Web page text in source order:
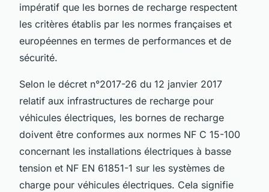
impératif que les bornes de recharge respectent
les critères établis par les normes françaises et
européennes en termes de performances et de
sécurité.
Selon le décret n°2017-26 du 12 janvier 2017
relatif aux infrastructures de recharge pour
véhicules électriques, les bornes de recharge
doivent être conformes aux normes NF C 15-100
concernant les installations électriques à basse
tension et NF EN 61851-1 sur les systèmes de
charge pour véhicules électriques. Cela signifie